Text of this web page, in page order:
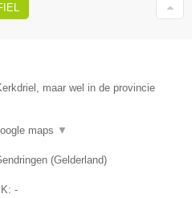
maar wel in de provincie
maps ▼
(Gelderland)
-